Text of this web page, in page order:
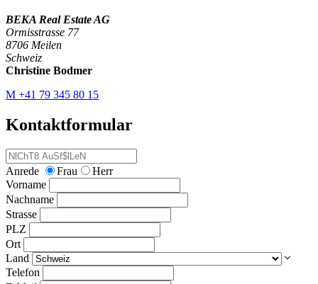
BEKA Real Estate AG
Ormisstrasse 77
8706 Meilen
Schweiz
Christine Bodmer
M +41 79 345 80 15
Kontaktformular
Anrede Frau
Herr
Vorname
Nachname
Strasse
PLZ
Ort
Land
Telefon